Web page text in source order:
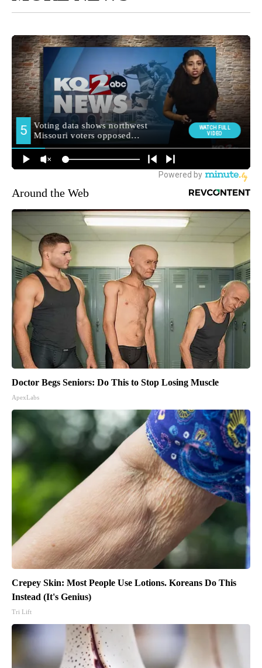
Around the Web
Doctor Begs Seniors: Do This to Stop Losing Muscle
ApexLabs
Crepey Skin: Most People Use Lotions. Koreans Do This
Instead (It's Genius)
Tri Lift